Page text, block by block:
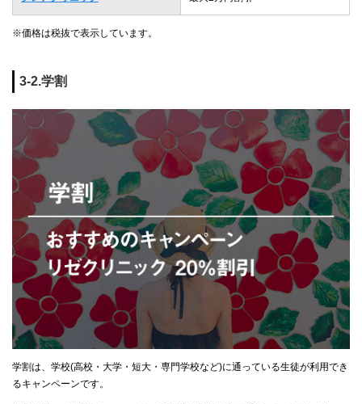
※価格は税抜で表示しています。
3-2.学割
学割は、学校(高校・大学・短大・専門学校など)に通っている生徒が利用でき
るキャンペーンです。